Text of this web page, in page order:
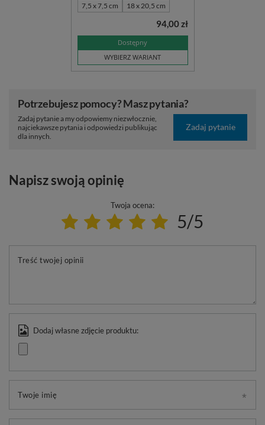
7,5 x 7,5 cm
18 x 20,5 cm
Dostępny
WYBIERZ WARIANT
94,00 zł
Potrzebujesz pomocy? Masz pytania?
Zadaj pytanie a my odpowiemy niezwłocznie,
najciekawsze pytania i odpowiedzi publikując
dla innych.
Zadaj pytanie
Napisz swoją opinię
Twoja ocena:
5/5
Treść twojej opinii
Dodaj własne zdjęcie produktu:
Twoje imię